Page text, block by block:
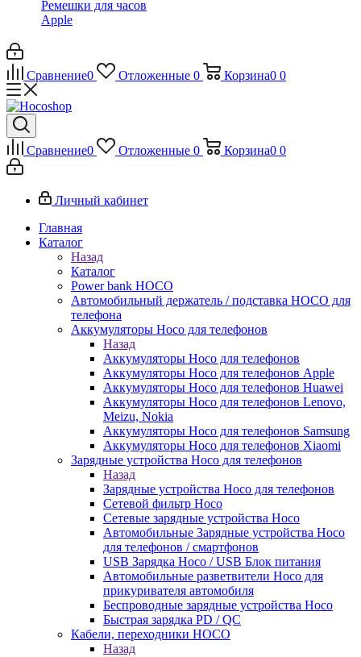
Ремешки для часов
Apple
Сравнение0 Отложенные 0 Корзина0 0
Сравнение0 Отложенные 0 Корзина0 0
Личный кабинет
Главная
Каталог
Назад
Каталог
Power bank HOCO
Автомобильный держатель / подставка HOCO для
телефона
Аккумуляторы Hoco для телефонов
Назад
Аккумуляторы Hoco для телефонов
Аккумуляторы Hoco для телефонов Apple
Аккумуляторы Hoco для телефонов Huawei
Аккумуляторы Hoco для телефонов Lenovo,
Meizu, Nokia
Аккумуляторы Hoco для телефонов Samsung
Аккумуляторы Hoco для телефонов Xiaomi
Зарядные устройства Hoco для телефонов
Назад
Зарядные устройства Hoco для телефонов
Сетевой фильтр Hoco
Сетевые зарядные устройства Hoco
Автомобильные Зарядные устройства Hoco
для телефонов / смартфонов
USB Зарядка Hoco / USB Блок питания
Автомобильные разветвители Hoco для
прикуривателя автомобиля
Беспроводные зарядные устройства Hoco
Быстрая зарядка PD / QC
Кабели, переходники HOCO
Назад